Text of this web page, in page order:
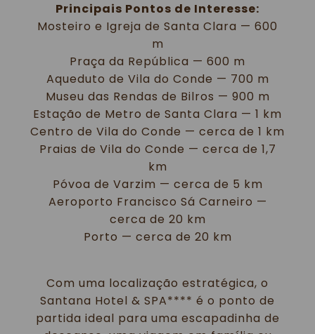
Principais Pontos de Interesse:
Mosteiro e Igreja de Santa Clara — 600
m
Praça da República — 600 m
Aqueduto de Vila do Conde — 700 m
Museu das Rendas de Bilros — 900 m
Estação de Metro de Santa Clara — 1 km
Centro de Vila do Conde — cerca de 1 km
Praias de Vila do Conde — cerca de 1,7
km
Póvoa de Varzim — cerca de 5 km
Aeroporto Francisco Sá Carneiro —
cerca de 20 km
Porto — cerca de 20 km
Com uma localização estratégica, o
Santana Hotel & SPA**** é o ponto de
partida ideal para uma escapadinha de